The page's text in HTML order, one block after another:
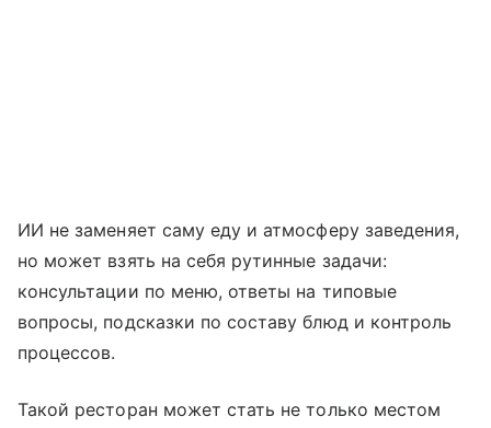
ИИ не заменяет саму еду и атмосферу заведения,
но может взять на себя рутинные задачи:
консультации по меню, ответы на типовые
вопросы, подсказки по составу блюд и контроль
процессов.
Такой ресторан может стать не только местом